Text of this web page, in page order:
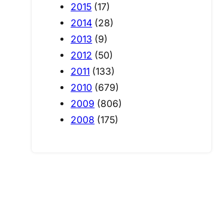
2015 (17)
2014 (28)
2013 (9)
2012 (50)
2011 (133)
2010 (679)
2009 (806)
2008 (175)